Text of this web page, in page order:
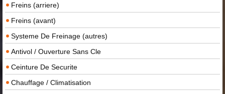
Freins (arriere)
Freins (avant)
Systeme De Freinage (autres)
Antivol / Ouverture Sans Cle
Ceinture De Securite
Chauffage / Climatisation